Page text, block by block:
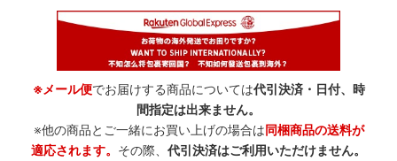
※メール便でお届けする商品については代引決済・日付、時
間指定は出来ません。
※他の商品とご一緒にお買い上げの場合は同梱商品の送料が
適応されます。 その際、 代引決済はご利用いただけません。